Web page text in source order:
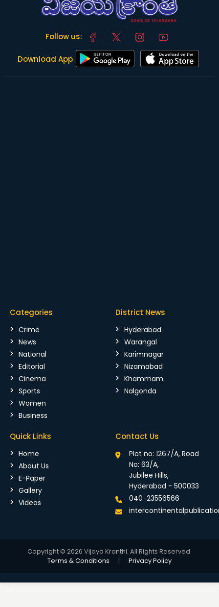
Follow us:
Download App
Categories
Crime
News
National
Editorial
Cinema
Sports
Women
Business
District News
Hyderabad
Warangal
Karimnagar
Nizamabad
Khammam
Nalgonda
Quick Links
Home
About Us
E-Paper
Gallery
Videos
Contact Us
Plot no: 1267/A, Road
No: 63/A,
Jubilee Hills,
Hyderabad - 500033
040-23556566
Copyright © 2026 Vijaya Kranthi. All Rights Reserved.
Terms & Conditions
| Privacy Policy